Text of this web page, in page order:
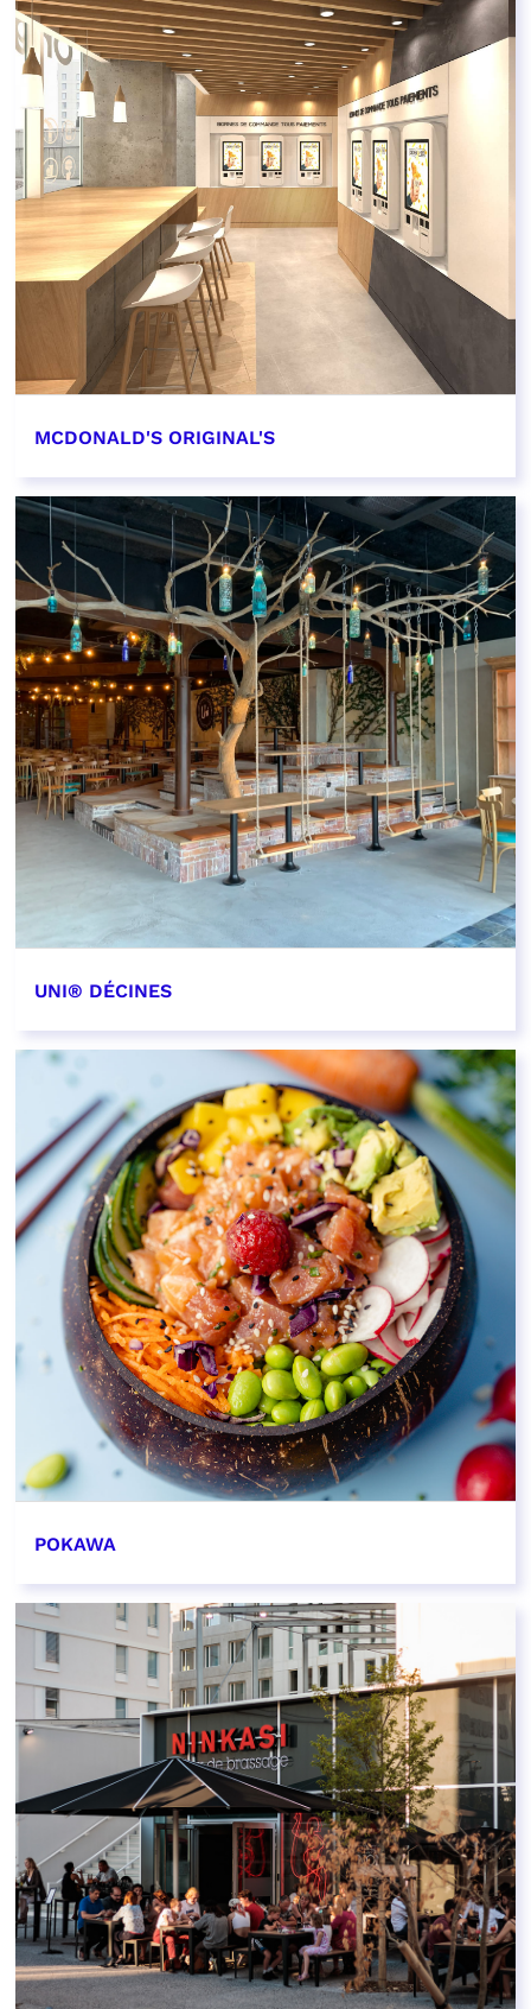
MCDONALD'S ORIGINAL'S
EN SAVOIR PLUS
UNI® DÉCINES
EN SAVOIR PLUS
POKAWA
EN SAVOIR PLUS